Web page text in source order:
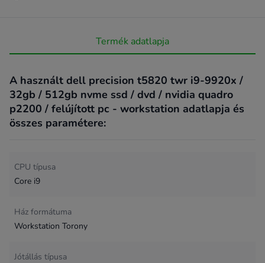
Termék adatlapja
A használt dell precision t5820 twr i9-9920x /
32gb / 512gb nvme ssd / dvd / nvidia quadro
p2200 / felújított pc - workstation adatlapja és
összes paramétere:
CPU típusa
Core i9
Ház formátuma
Workstation Torony
Jótállás típusa